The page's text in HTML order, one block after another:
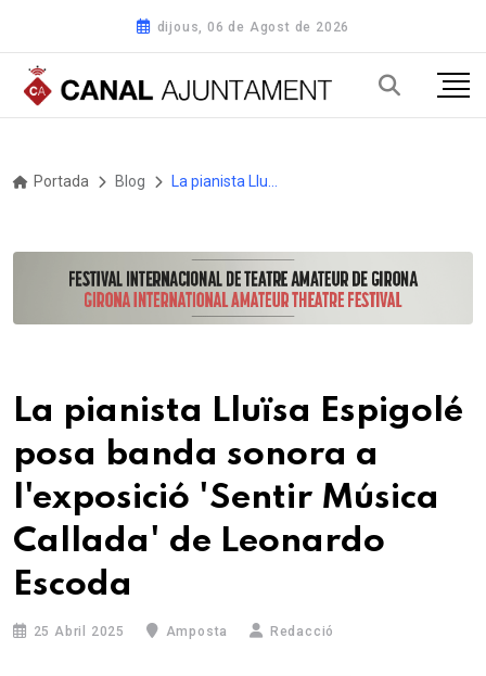
dijous, 06 de Agost de 2026
Portada Blog
La pianista Lluïsa Espigolé
posa banda sonora a
l'exposició 'Sentir Música
Callada' de Leonardo
Escoda
25 Abril 2025 Amposta Redacció